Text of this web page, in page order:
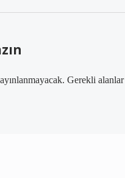
Gerekli alanlar